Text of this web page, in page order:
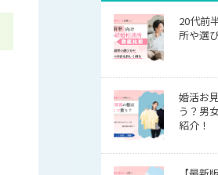
20代前
所や選
婚活お
う？男
紹介！